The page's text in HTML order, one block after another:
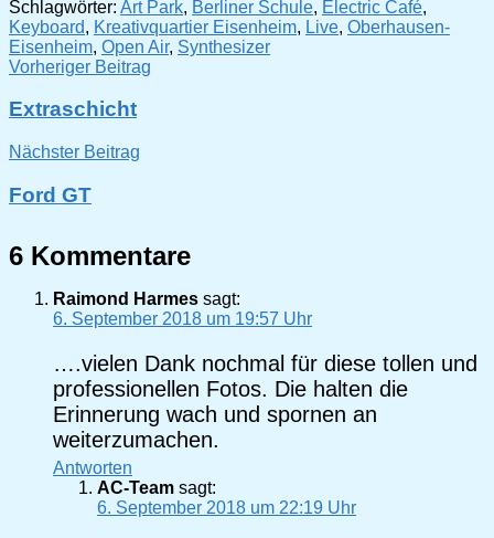
Schlagwörter: Art Park, Berliner Schule, Electric Café,
Keyboard, Kreativquartier Eisenheim, Live, Oberhausen-
Eisenheim, Open Air, Synthesizer
Beitragsnavigation
Vorheriger Beitrag
Extraschicht
Nächster Beitrag
Ford GT
6 Kommentare
Raimond Harmes sagt:
6. September 2018 um 19:57 Uhr
….vielen Dank nochmal für diese tollen und
professionellen Fotos. Die halten die
Erinnerung wach und spornen an
weiterzumachen.
Antworten
AC-Team sagt:
6. September 2018 um 22:19 Uhr